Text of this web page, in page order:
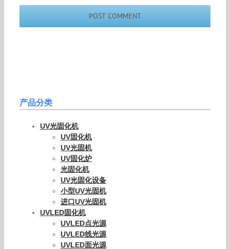
产品分类
UV光固化机
UV固化机
UV光固机
UV固化炉
光固化机
UV光固化设备
小型UV光固机
进口UV光固机
UVLED固化机
UVLED点光源
UVLED线光源
UVLED面光源